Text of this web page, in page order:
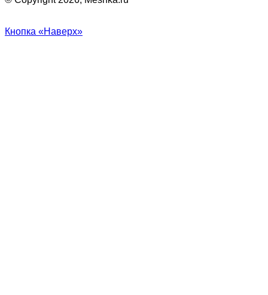
Кнопка «Наверх»